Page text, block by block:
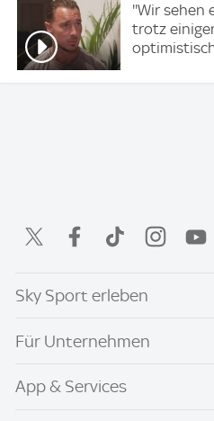
''Wir sehen
trotz
Sky Sport erleben
Für Unternehmen
App & Services